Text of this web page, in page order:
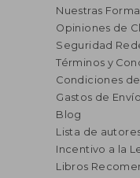
Nuestras
Opiniones de
Seguridad
Términos y
Condiciones
Gastos de Envío
Blog
Lista de
Incentivo a la
Libros